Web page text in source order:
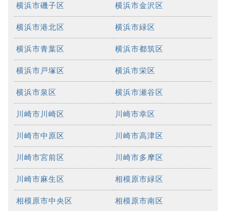
横浜市磯子区 横浜市金沢区
横浜市港北区 横浜市緑区
横浜市青葉区 横浜市都筑区
横浜市戸塚区 横浜市栄区
横浜市泉区 横浜市瀬谷区
川崎市川崎区 川崎市幸区
川崎市中原区 川崎市高津区
川崎市宮前区 川崎市多摩区
川崎市麻生区 相模原市緑区
相模原市中央区 相模原市南区